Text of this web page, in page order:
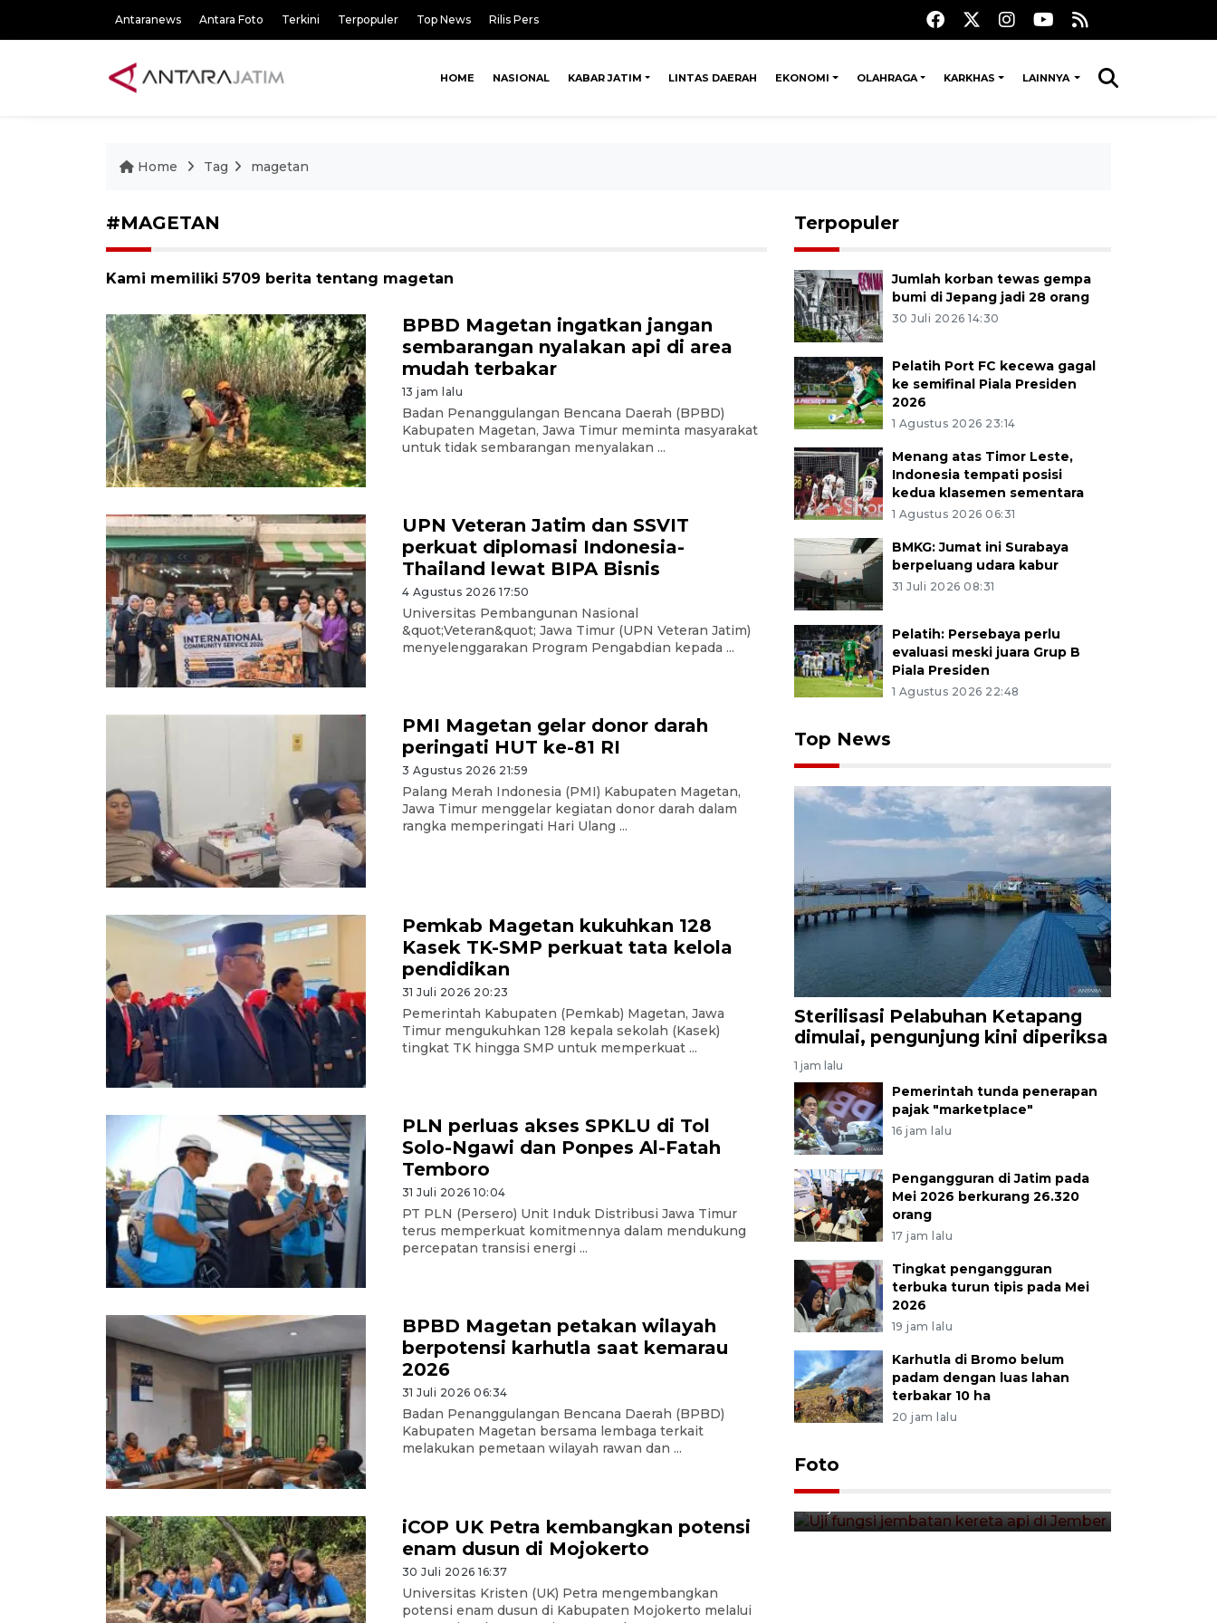
Antaranews Antara Foto Terkini Terpopuler Top News Rilis Pers
HOME NASIONAL KABAR JATIM LINTAS DAERAH EKONOMI OLAHRAGA KARKHAS LAINNYA
Home Tag magetan
#MAGETAN
Kami memiliki 5709 berita tentang magetan
BPBD Magetan ingatkan jangan
sembarangan nyalakan api di area
mudah terbakar
13 jam lalu
Badan Penanggulangan Bencana Daerah (BPBD)
Kabupaten Magetan, Jawa Timur meminta masyarakat
untuk tidak sembarangan menyalakan ...
UPN Veteran Jatim dan SSVIT
perkuat diplomasi Indonesia-
Thailand lewat BIPA Bisnis
4 Agustus 2026 17:50
Universitas Pembangunan Nasional
&quot;Veteran&quot; Jawa Timur (UPN Veteran Jatim)
menyelenggarakan Program Pengabdian kepada ...
PMI Magetan gelar donor darah
peringati HUT ke-81 RI
3 Agustus 2026 21:59
Palang Merah Indonesia (PMI) Kabupaten Magetan,
Jawa Timur menggelar kegiatan donor darah dalam
rangka memperingati Hari Ulang ...
Pemkab Magetan kukuhkan 128
Kasek TK-SMP perkuat tata kelola
pendidikan
31 Juli 2026 20:23
Pemerintah Kabupaten (Pemkab) Magetan, Jawa
Timur mengukuhkan 128 kepala sekolah (Kasek)
tingkat TK hingga SMP untuk memperkuat ...
PLN perluas akses SPKLU di Tol
Solo-Ngawi dan Ponpes Al-Fatah
Temboro
31 Juli 2026 10:04
PT PLN (Persero) Unit Induk Distribusi Jawa Timur
terus memperkuat komitmennya dalam mendukung
percepatan transisi energi ...
BPBD Magetan petakan wilayah
berpotensi karhutla saat kemarau
2026
31 Juli 2026 06:34
Badan Penanggulangan Bencana Daerah (BPBD)
Kabupaten Magetan bersama lembaga terkait
melakukan pemetaan wilayah rawan dan ...
iCOP UK Petra kembangkan potensi
enam dusun di Mojokerto
30 Juli 2026 16:37
Universitas Kristen (UK) Petra mengembangkan
potensi enam dusun di Kabupaten Mojokerto melalui
Terpopuler
Jumlah korban tewas gempa
bumi di Jepang jadi 28 orang
30 Juli 2026 14:30
Pelatih Port FC kecewa gagal
ke semifinal Piala Presiden
2026
1 Agustus 2026 23:14
Menang atas Timor Leste,
Indonesia tempati posisi
kedua klasemen sementara
1 Agustus 2026 06:31
BMKG: Jumat ini Surabaya
berpeluang udara kabur
31 Juli 2026 08:31
Pelatih: Persebaya perlu
evaluasi meski juara Grup B
Piala Presiden
1 Agustus 2026 22:48
Top News
Sterilisasi Pelabuhan Ketapang
dimulai, pengunjung kini diperiksa
1 jam lalu
Pemerintah tunda penerapan
pajak "marketplace"
16 jam lalu
Pengangguran di Jatim pada
Mei 2026 berkurang 26.320
orang
17 jam lalu
Tingkat pengangguran
terbuka turun tipis pada Mei
2026
19 jam lalu
Karhutla di Bromo belum
padam dengan luas lahan
terbakar 10 ha
20 jam lalu
Foto
10 jam lalu
Uji fungsi jembatan kereta api
di Jember